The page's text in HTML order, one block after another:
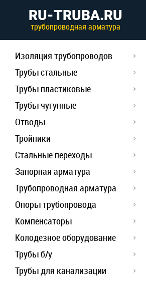
RU-TRUBA.RU
трубопроводная арматура
Изоляция трубопроводов
Трубы стальные
Трубы пластиковые
Трубы чугунные
Отводы
Тройники
Стальные переходы
Запорная арматура
Трубопроводная арматура
Опоры трубопровода
Компенсаторы
Колодезное оборудование
Трубы б/у
Трубы для канализации